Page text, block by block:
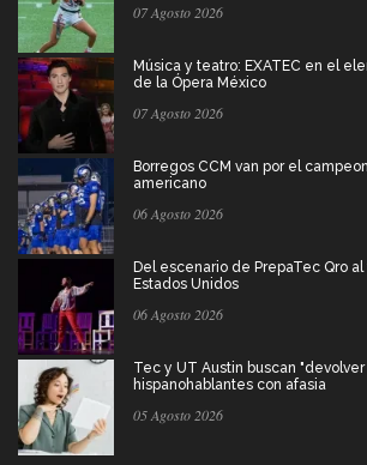
07 Agosto 2026
Música y teatro: EXATEC en el
de la Ópera México
07 Agosto 2026
Borregos CCM van por el
americano
06 Agosto 2026
Del escenario de PrepaTec Qro
Estados Unidos
06 Agosto 2026
Tec y UT Austin buscan "devolver
hispanohablantes con afasia
05 Agosto 2026